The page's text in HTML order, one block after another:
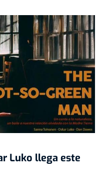
Luko llega este